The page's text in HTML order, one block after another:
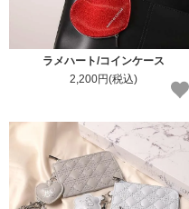
ラメハート/コインケース
2,200円(税込)